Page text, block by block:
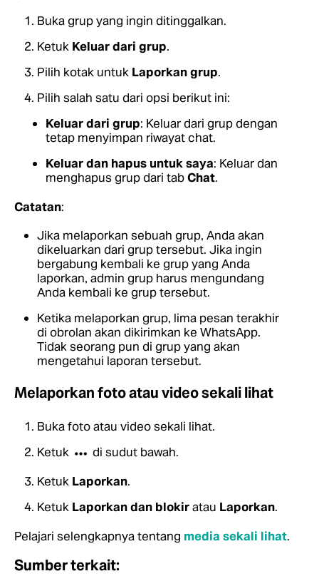
Buka grup yang ingin ditinggalkan.
Ketuk Keluar dari grup.
Pilih kotak untuk Laporkan grup.
Pilih salah satu dari opsi berikut ini:
Keluar dari grup: Keluar dari grup dengan
tetap menyimpan riwayat chat.
Keluar dan hapus untuk saya: Keluar dan
menghapus grup dari tabChat.
Catatan:
Jika melaporkan sebuah grup, Anda akan
dikeluarkan dari grup tersebut. Jika ingin
bergabung kembali ke grup yang Anda
laporkan, admin grup harus mengundang
Anda kembali ke grup tersebut.
Ketika melaporkan grup, lima pesan terakhir
di obrolan akan dikirimkan ke WhatsApp.
Tidak seorang pun di grup yang akan
mengetahui laporan tersebut.
Melaporkan foto atau video sekali lihat
Buka foto atau video sekali lihat.
Ketuk
di sudut bawah.
Ketuk Laporkan.
Ketuk Laporkan dan blokiratau Laporkan.
Pelajari selengkapnya tentang media sekali lihat.
Sumber terkait: